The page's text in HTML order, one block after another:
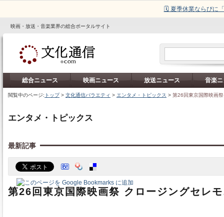
🗓️ 夏季休業ならびに
映画・放送・音楽業界の総合ポータルサイト
総合ニュース 映画ニュース 放送ニュース 音楽
閲覧中のページ: トップ> 文化通信バラエティ > エンタメ・トピックス > 第26回東京国際映画
エンタメ・トピックス
最新記事
第26回東京国際映画祭 クロージングセレ